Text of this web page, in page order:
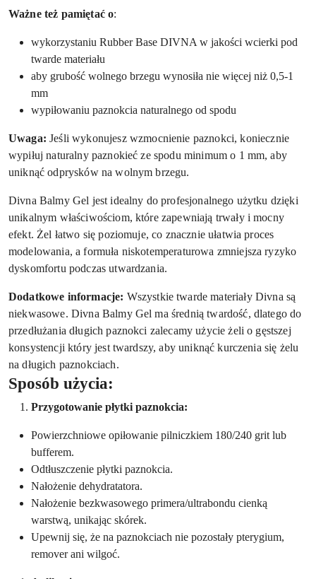
Ważne też pamiętać o:
wykorzystaniu Rubber Base DIVNA w jakości wcierki pod
twarde materiału
aby grubość wolnego brzegu wynosiła nie więcej niż 0,5-1
mm
wypiłowaniu paznokcia naturalnego od spodu
Uwaga: Jeśli wykonujesz wzmocnienie paznokci, koniecznie
wypiłuj naturalny paznokieć ze spodu minimum o 1 mm, aby
uniknąć odprysków na wolnym brzegu.
Divna Balmy Gel jest idealny do profesjonalnego użytku dzięki
unikalnym właściwościom, które zapewniają trwały i mocny
efekt. Żel łatwo się poziomuje, co znacznie ułatwia proces
modelowania, a formuła niskotemperaturowa zmniejsza ryzyko
dyskomfortu podczas utwardzania.
Dodatkowe informacje: Wszystkie twarde materiały Divna są
niekwasowe. Divna Balmy Gel ma średnią twardość, dlatego do
przedłużania długich paznokci zalecamy użycie żeli o gęstszej
konsystencji który jest twardszy, aby uniknąć kurczenia się żelu
na długich paznokciach.
Sposób użycia:
Przygotowanie płytki paznokcia:
Powierzchniowe opiłowanie pilniczkiem 180/240 grit lub
bufferem.
Odtłuszczenie płytki paznokcia.
Nałożenie dehydratatora.
Nałożenie bezkwasowego primera/ultrabondu cienką
warstwą, unikając skórek.
Upewnij się, że na paznokciach nie pozostały pterygium,
remover ani wilgoć.